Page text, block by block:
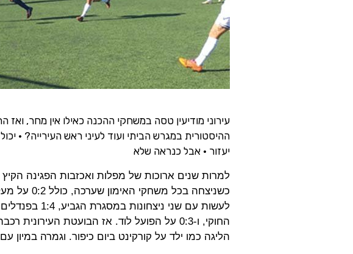
עירוני מודיעין טסה במשחקי ההכנה כאילו אין מחר, ואז
ההיסטורית במגרש הביתי ועוד לעיני ראש העירייה? •
יעזור • אבל כנראה שלא
למרות שנים ארוכות של מפלות ואכזבות הפגינה הקיץ
החוקי, ו-0:3 על הפועל לוד. אז הבועטת
הליגה כמו ילד על קורקינט ביום כיפור. וגמרה במיון